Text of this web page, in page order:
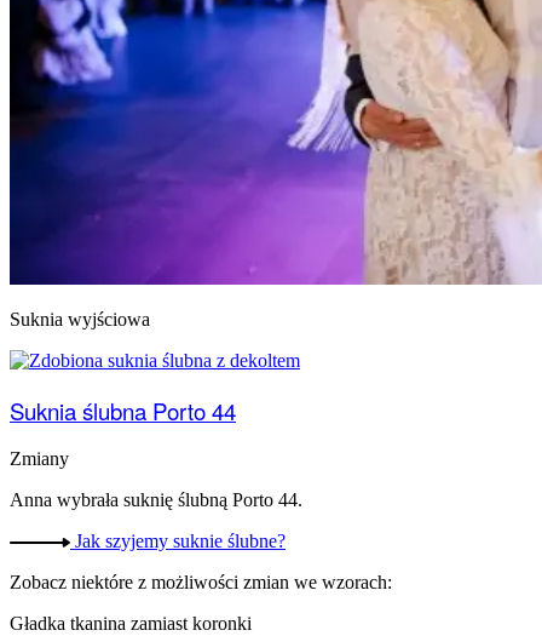
Suknia wyjściowa
Suknia ślubna Porto 44
Zmiany
Anna wybrała suknię ślubną Porto 44.
Jak szyjemy suknie ślubne?
Zobacz niektóre z możliwości zmian we wzorach:
Gładka tkanina zamiast koronki